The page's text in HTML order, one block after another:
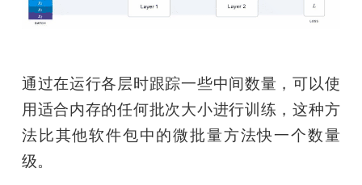
通过在运行各层时跟踪一些中间数量，可以使
用适合内存的任何批次大小进行训练，这种方
法比其他软件包中的微批量方法快一个数量
级。